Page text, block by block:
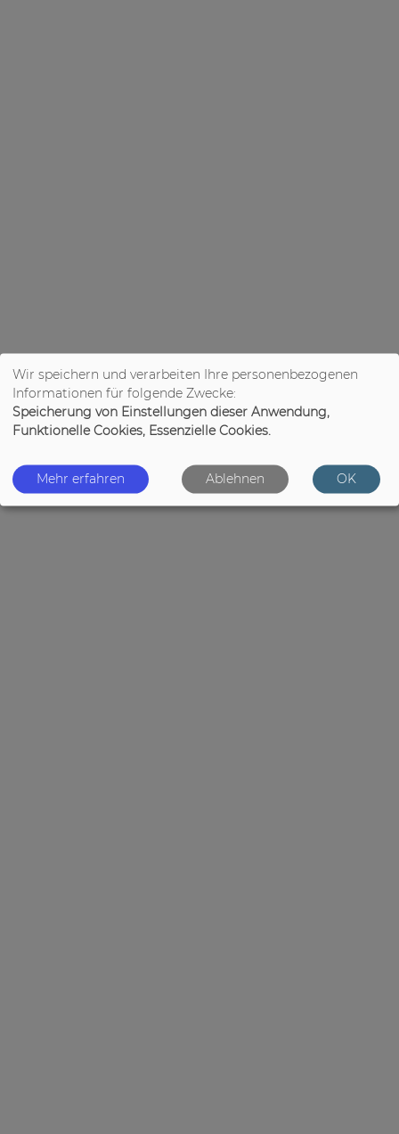
Wir speichern und verarbeiten Ihre personenbezogenen
Informationen für folgende Zwecke:
Speicherung von Einstellungen dieser Anwendung,
Funktionelle Cookies, Essenzielle Cookies.
Mehr erfahren Ablehnen OK